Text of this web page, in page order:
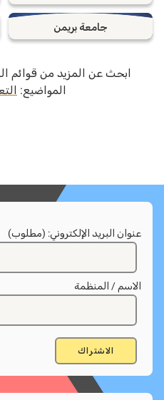
جامعة بريمن
ابحث عن المزيد من قوائم
المواضيع:التعليم ,
البريد الإلكتروني: (مطلوب)
/ المنظمة